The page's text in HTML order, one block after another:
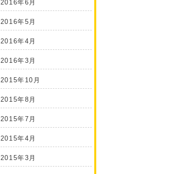
2016年6月
2016年5月
2016年4月
2016年3月
2015年10月
2015年8月
2015年7月
2015年4月
2015年3月